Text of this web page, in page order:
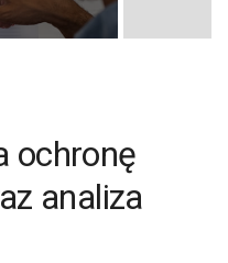
ochronę
analiza